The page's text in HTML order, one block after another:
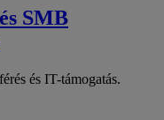
SMB
és IT-támogatás.